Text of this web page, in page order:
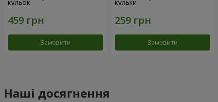
кульок
Замовити
кульки
Замовити
Наші досягнення